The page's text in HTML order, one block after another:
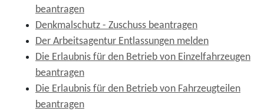
beantragen
Denkmalschutz - Zuschuss beantragen
Der Arbeitsagentur Entlassungen melden
Die Erlaubnis für den Betrieb von Einzelfahrzeugen
beantragen
Die Erlaubnis für den Betrieb von Fahrzeugteilen
beantragen